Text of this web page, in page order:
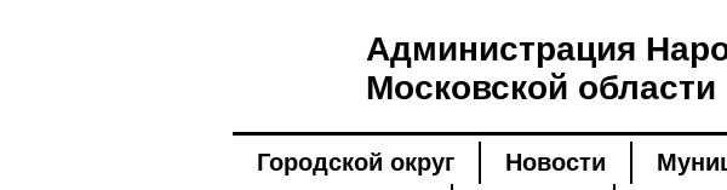
Администрация
Московской области
Городской округ Новости